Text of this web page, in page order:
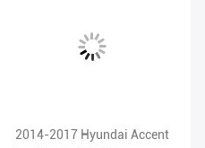
2014-2017 Hyundai Accent